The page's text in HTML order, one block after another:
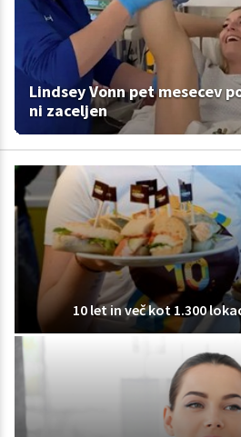
Lindsey Vonn pet mesecev
ni zaceljen
10 let in več kot 1.300